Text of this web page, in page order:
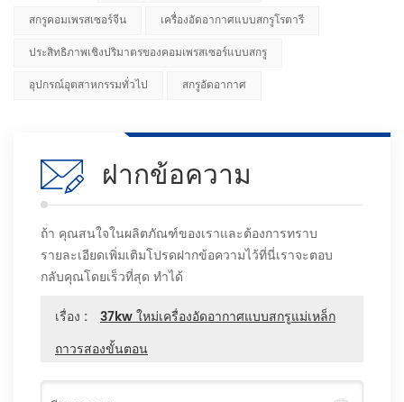
สกรูคอมเพรสเซอร์จีน
เครื่องอัดอากาศแบบสกรูโรตารี
ประสิทธิภาพเชิงปริมาตรของคอมเพรสเซอร์แบบสกรู
อุปกรณ์อุตสาหกรรมทั่วไป
สกรูอัดอากาศ
ฝากข้อความ
ถ้า คุณสนใจในผลิตภัณฑ์ของเราและต้องการทราบ
รายละเอียดเพิ่มเติมโปรดฝากข้อความไว้ที่นี่เราจะตอบ
กลับคุณโดยเร็วที่สุด ทำได้
เรื่อง :
37kw ใหม่เครื่องอัดอากาศแบบสกรูแม่เหล็ก
ถาวรสองขั้นตอน